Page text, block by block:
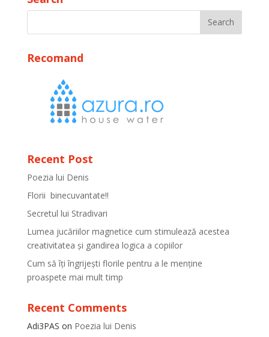
Recomand
Recent Post
Poezia lui Denis
Florii binecuvantate!!
Secretul lui Stradivari
Lumea jucăriilor magnetice cum stimulează acestea
creativitatea și gandirea logica a copiilor
Cum să îți îngrijești florile pentru a le menține
proaspete mai mult timp
Recent Comments
Adi3PAS on Poezia lui Denis